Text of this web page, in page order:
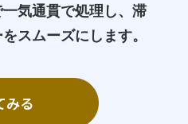
気通貫で処理し、滞
スムーズにします。
みる